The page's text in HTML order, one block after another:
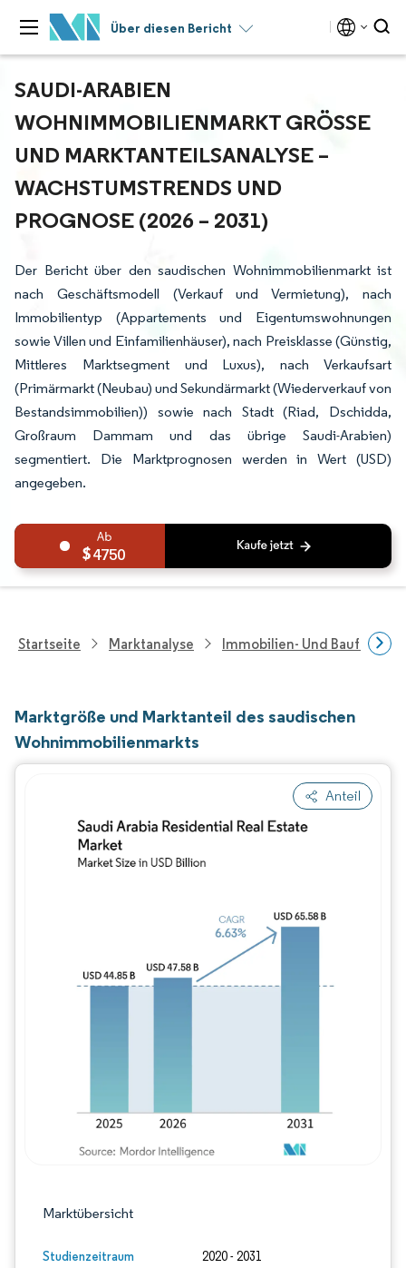
Über diesen Bericht
SAUDI-ARABIEN
WOHNIMMOBILIENMARKT GRÖSSE U
ND MARKTANTEILSANALYSE – W
ACHSTUMSTRENDS UND P
ROGNOSE (2026 – 2031)
Der Bericht über den saudischen Wohnimmobilienmarkt ist
nach Geschäftsmodell (Verkauf und Vermietung), nach
Immobilientyp (Appartements und Eigentumswohnungen
sowie Villen und Einfamilienhäuser), nach Preisklasse (Günstig,
Mittleres Marktsegment und Luxus), nach Verkaufsart
(Primärmarkt (Neubau) und Sekundärmarkt (Wiederverkauf von
Bestandsimmobilien)) sowie nach Stadt (Riad, Dschidda,
Großraum Dammam und das übrige Saudi-Arabien)
segmentiert. Die Marktprognosen werden in Wert (USD)
angegeben.
4750
Startseite Marktanalyse Immobilien- Und
Marktgröße und Marktanteil des saudischen
Wohnimmobilienmarkts
Anteil
Marktübersicht
Studienzeitraum 2020 - 2031